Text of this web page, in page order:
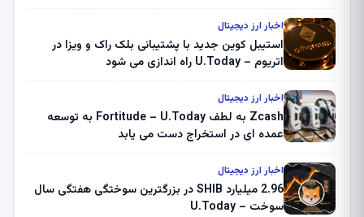
اخبار ارز دیجیتال
استیبل کوین جدید با پشتیبانی بلک راک و ویزا در
اتریوم – U.Today راه اندازی می شود
اخبار ارز دیجیتال
Zcash به لطف Fortitude – U.Today به توسعه
عمده ای در استخراج دست می یابد
اخبار ارز دیجیتال
2.96 میلیارد SHIB در بزرگترین سوختگی هفتگی سال
سوخت – U.Today